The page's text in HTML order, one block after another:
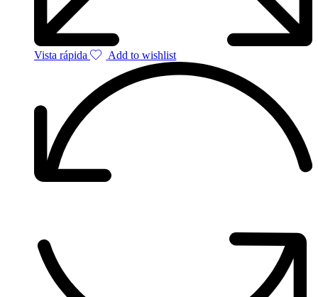
Vista rápida Add to wishlist